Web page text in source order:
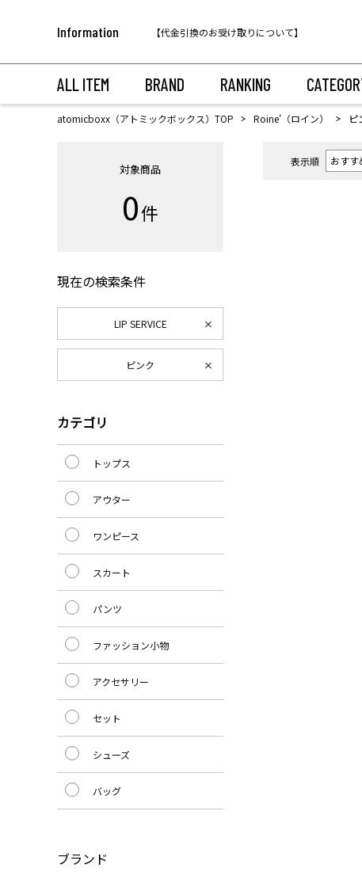
Information
【代金引換のお受け取りについて】
【重要】
ALL ITEM BRAND RANKING
atomicboxx（アトミックボックス）TOP Roine'（ロイン） ピ
表示順
対象商品
0件
現在の検索条件
LIP SERVICE
ピンク
カテゴリ
トップス
アウター
ワンピース
スカート
パンツ
ファッション小物
アクセサリー
セット
シューズ
バッグ
ブランド